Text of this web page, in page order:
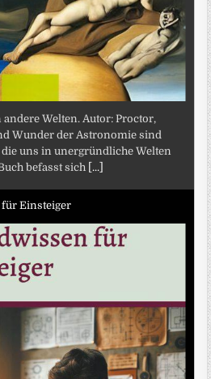
Welten. Autor: Proctor,
Wunder der Astronomie sind
uns in unergründliche Welten
befasst sich [...]
Einsteiger